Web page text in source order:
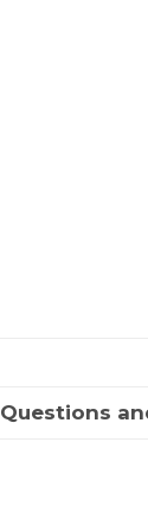
Questions